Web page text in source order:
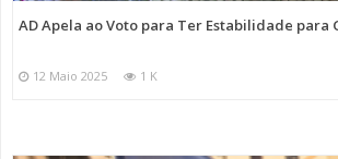
AD Apela ao Voto para Ter Estabilidade para
12 Maio 2025 1 K